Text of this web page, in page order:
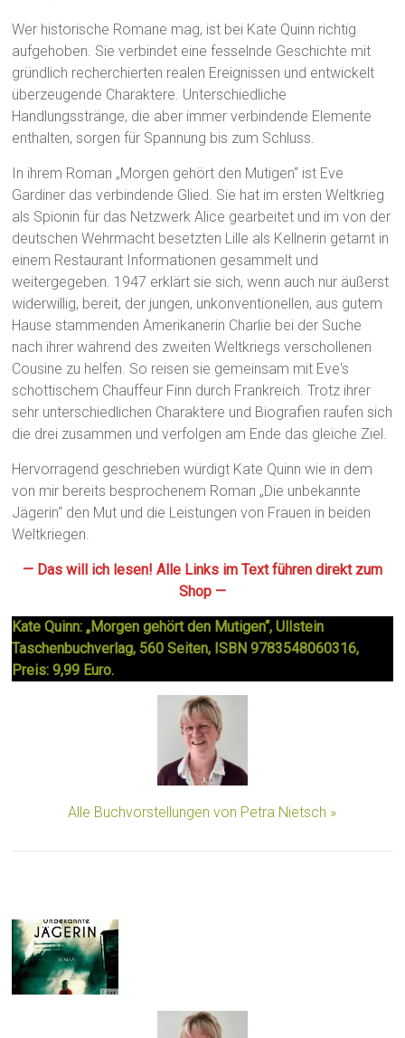
Wer historische Romane mag, ist bei Kate Quinn richtig
aufgehoben. Sie verbindet eine fesselnde Geschichte mit
gründlich recherchierten realen Ereignissen und entwickelt
überzeugende Charaktere. Unterschiedliche
Handlungsstränge, die aber immer verbindende Elemente
enthalten, sorgen für Spannung bis zum Schluss.
In ihrem Roman „Morgen gehört den Mutigen“ ist Eve
Gardiner das verbindende Glied. Sie hat im ersten Weltkrieg
als Spionin für das Netzwerk Alice gearbeitet und im von der
deutschen Wehrmacht besetzten Lille als Kellnerin getarnt in
einem Restaurant Informationen gesammelt und
weitergegeben. 1947 erklärt sie sich, wenn auch nur äußerst
widerwillig, bereit, der jungen, unkonventionellen, aus gutem
Hause stammenden Amerikanerin Charlie bei der Suche
nach ihrer während des zweiten Weltkriegs verschollenen
Cousine zu helfen. So reisen sie gemeinsam mit Eve‘s
schottischem Chauffeur Finn durch Frankreich. Trotz ihrer
sehr unterschiedlichen Charaktere und Biografien raufen sich
die drei zusammen und verfolgen am Ende das gleiche Ziel.
Hervorragend geschrieben würdigt Kate Quinn wie in dem
von mir bereits besprochenem Roman „Die unbekannte
Jägerin“ den Mut und die Leistungen von Frauen in beiden
Weltkriegen.
— Das will ich lesen! Alle Links im Text führen direkt zum
Shop —
Kate Quinn: „Morgen gehört den Mutigen“, Ullstein
Taschenbuchverlag, 560 Seiten, ISBN 9783548060316,
Preis: 9,99 Euro.
Alle Buchvorstellungen von Petra Nietsch »